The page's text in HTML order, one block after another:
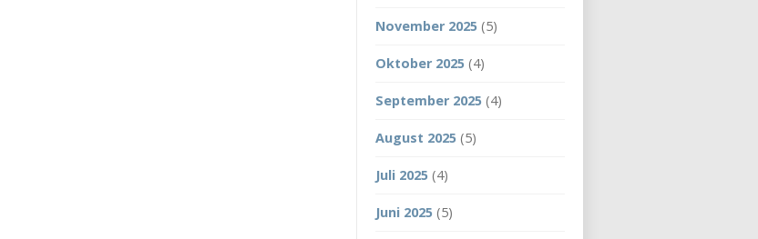
November 2025 (5)
Oktober 2025 (4)
September 2025 (4)
August 2025 (5)
Juli 2025 (4)
Juni 2025 (5)